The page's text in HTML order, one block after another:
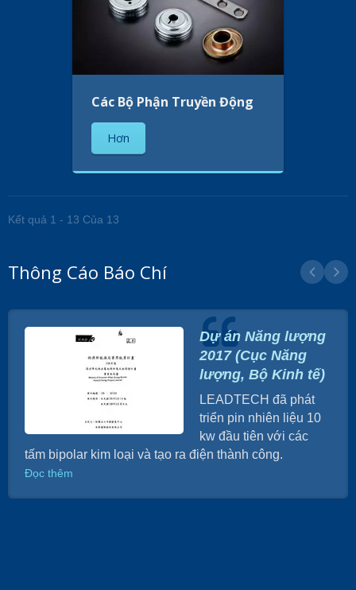
Các Bộ Phận Truyền Động
Hơn
Kết quả 1 - 13 Của 13
Thông Cáo Báo Chí
Dự án Năng lượng
2017 (Cục Năng
lượng, Bộ Kinh tế)
LEADTECH đã phát
triển pin nhiên liệu 10
kw đầu tiên với các
tấm bipolar kim loại và tạo ra điện thành công.
Đọc thêm